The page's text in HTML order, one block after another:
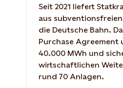
Seit 2021 liefert
aus
die Deutsche Bahn.
Purchase Agreement
40.000 MWh und
wirtschaftlichen
rund 70 Anlagen.